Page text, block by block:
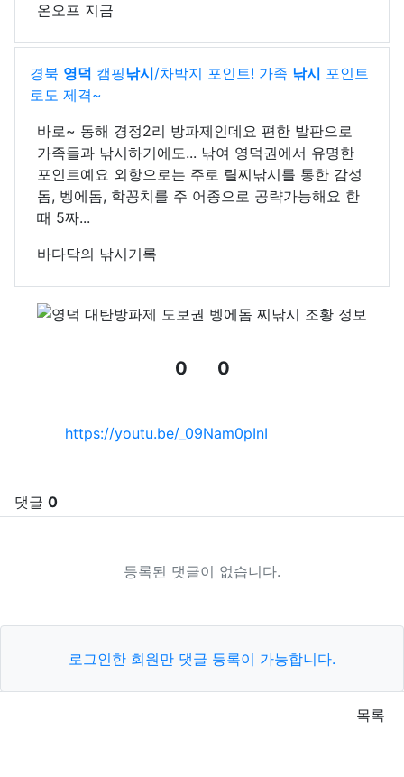
온오프 지금
경북 영덕 캠핑낚시/차박지 포인트! 가족 낚시 포인트
로도 제격~
바로~ 동해 경정2리 방파제인데요 편한 발판으로
가족들과 낚시하기에도... 낚여 영덕권에서 유명한
포인트예요 외항으로는 주로 릴찌낚시를 통한 감성
돔, 벵에돔, 학꽁치를 주 어종으로 공략가능해요 한
때 5짜...
바다닥의 낚시기록
0
0
관련자료https://youtu.be/_09Nam0pInI
댓글 0
등록된 댓글이 없습니다.
로그인한 회원만 댓글 등록이 가능합니다.
목록